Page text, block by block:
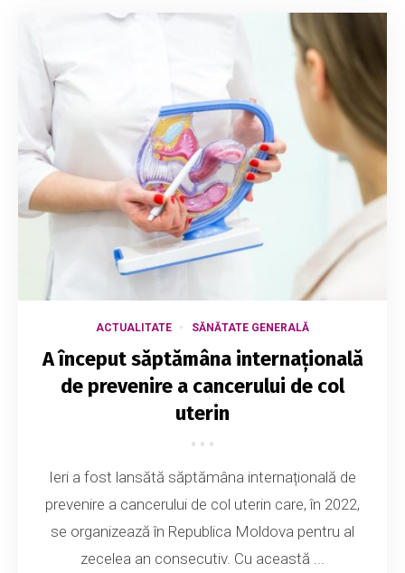
ACTUALITATE SĂNĂTATE GENERALĂ
A început săptămâna internațională
de prevenire a cancerului de col
uterin
Ieri a fost lansătă săptămâna internațională de
prevenire a cancerului de col uterin care, în 2022,
se organizează în Republica Moldova pentru al
zecelea an consecutiv. Cu această ...